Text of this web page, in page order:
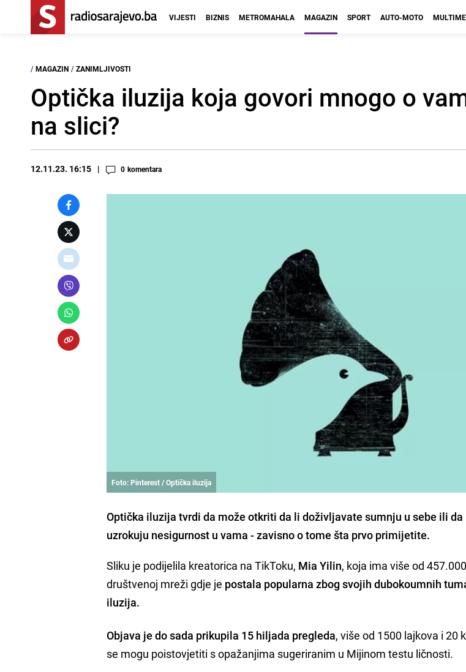
VIJESTI BIZNIS METROMAHALA MAGAZIN SPORT AUTO-MOTO
/ MAGAZIN / ZANIMLJIVOSTI
Optička iluzija koja govori mnogo o
na slici?
12.11.23. 16:15 0 komentara
Foto: Pinterest / Optička iluzija
Optička iluzija tvrdi da može otkriti da li doživljavate sumnju u sebe ili
uzrokuju nesigurnost u vama - zavisno o tome šta prvo primijetite.
Sliku je podijelila kreatorica na TikToku, Mia Yilin, koja ima više od
društvenoj mreži gdje je postala popularna zbog svojih dubokoumnih
iluzija.
Objava je do sada prikupila 15 hiljada pregleda, više od 1500 lajkova i 20
se mogu poistovjetiti s opažanjima sugeriranim u Mijinom testu ličnosti.